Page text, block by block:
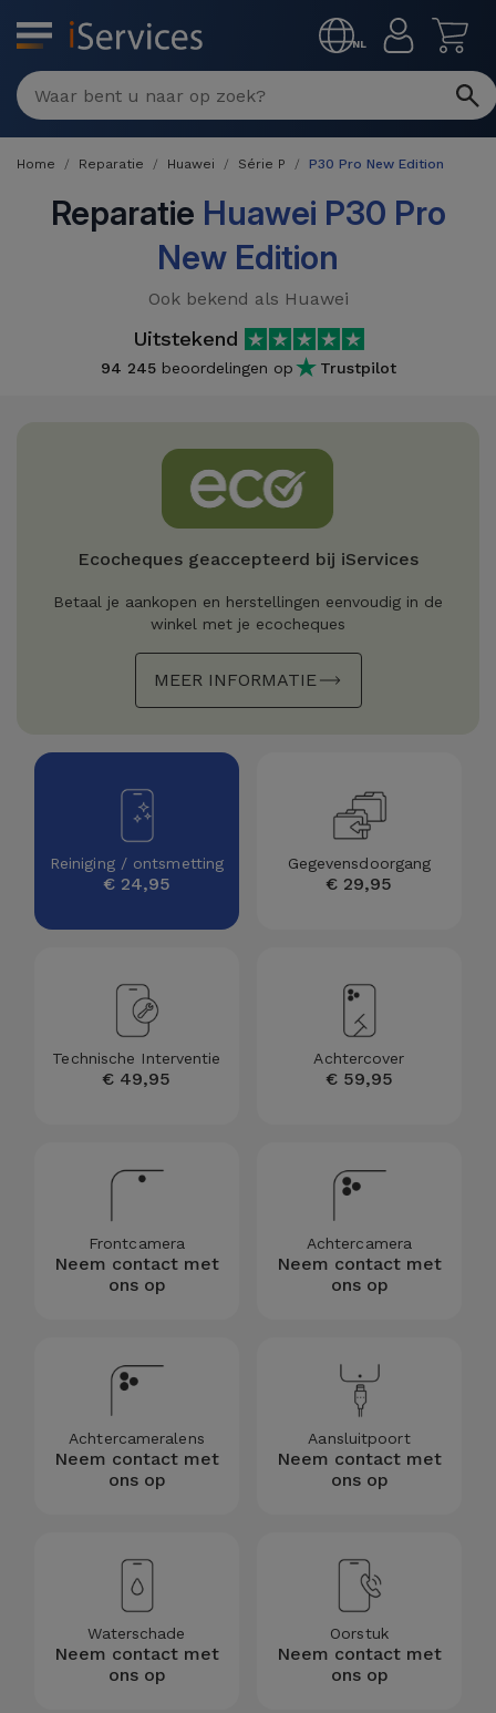
NL
MENU
Multimerk
Reparaties
Per
defect
Xiaomi
merken
Refurbished
MacBooks
Watches
Refurbished
Refurbished
Schermbeschermers
Hoofdtelefoons
Telefoonketens
Gadgets
Tassen en
Koffers
Accessoires
Mobiliteit,
Auto en
Aaccessoires
iPad en
Tablet
Home Reparatie Huawei Série P P30 Pro New Edition
Reparatie Huawei P30 Pro
New Edition
Ook bekend als Huawei
Uitstekend
94 245beoordelingen op Trustpilot
Ecocheques geaccepteerd bij iServices
Betaal je aankopen en herstellingen eenvoudig in de
winkel met je ecocheques
MEER INFORMATIE
Reiniging / ontsmetting
€ 24,95
Gegevensdoorgang
€ 29,95
Technische Interventie
€ 49,95
Achtercover
€ 59,95
Frontcamera
Neem contact met
ons op
Achtercamera
Neem contact met
ons op
Achtercameralens
Neem contact met
ons op
Aansluitpoort
Neem contact met
ons op
Waterschade
Neem contact met
ons op
Oorstuk
Neem contact met
ons op